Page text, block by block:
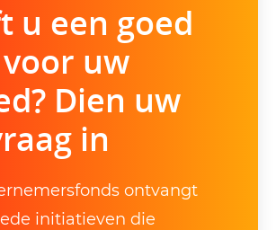
u een goed
uw
Dien uw
in
ontvangt
initiatieven die